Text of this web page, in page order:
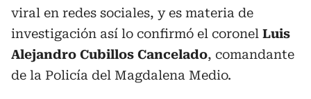
viral en redes sociales, y es materia de
investigación así lo confirmó el coronel Luis
Alejandro Cubillos Cancelado, comandante
de la Policía del Magdalena Medio.